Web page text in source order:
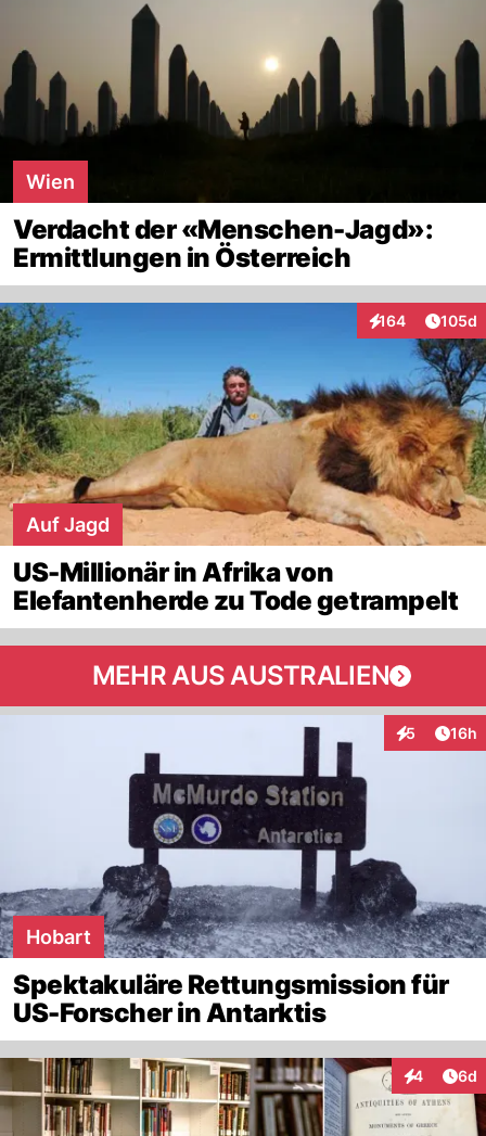
Wien
Verdacht der «Menschen-Jagd»:
Ermittlungen in Österreich
164
Interaktionen105d
Auf Jagd
US-Millionär in Afrika von
Elefantenherde zu Tode getrampelt
MEHR AUS AUSTRALIEN
5
Interaktionen
16h
Hobart
Spektakuläre Rettungsmission für
US-Forscher in Antarktis
4 6d